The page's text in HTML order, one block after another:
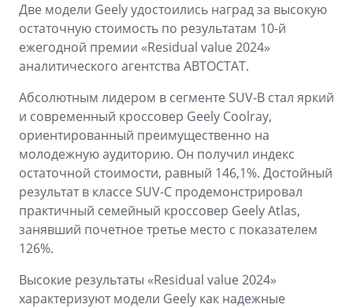
CITYRAY
от 2 599 990 ₽*
ATLAS
от 3 189 990 ₽*
OKAVANGO
от 3 429 990 ₽*
MONJARO
от 4 349 990 ₽*
PREFACE
от 3 079 990 ₽* от 3 769 990 ₽*
Записаться на тест-драйв
Трейд-ин
Зарядные устройства
ФИНАНСЫ И УСЛУГИ
Автокредит
Расчет КАСКО
GEELY Лизинг
Ценности сервиса Geely
Руководство по эксплуатации
Спецпредложения
ПОДДЕРЖКА
Помощь на дорогах
Гарантия Geely
Вопросы и ответы
Правовая информация
Контакты
Две модели Geely удостоились наград за высокую
остаточную стоимость по результатам 10-й
ежегодной премии «Residual value 2024»
аналитического агентства АВТОСТАТ.
Абсолютным лидером в сегменте SUV-B стал яркий
и современный кроссовер Geely Coolray,
ориентированный преимущественно на
молодежную аудиторию. Он получил индекс
остаточной стоимости, равный 146,1%. Достойный
результат в классе SUV-C продемонстрировал
практичный семейный кроссовер Geely Atlas,
занявший почетное третье место с показателем
126%.
Высокие результаты «Residual value 2024»
характеризуют модели Geely как надежные